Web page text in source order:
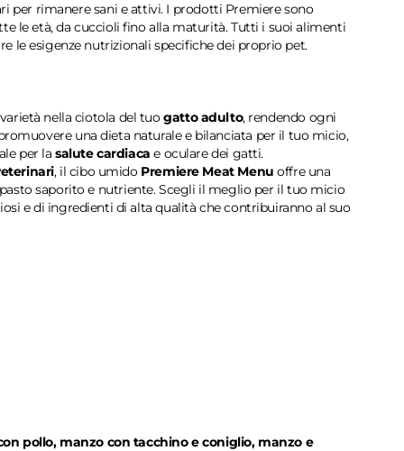
per rimanere sani e attivi. I prodotti Premiere sono
le età, da cuccioli fino alla maturità. Tutti i suoi alimenti
le esigenze nutrizionali specifiche dei proprio pet.
nella ciotola del tuogatto adulto, rendendo ogni
una dieta naturale e bilanciata per il tuo micio,
per la salute cardiaca e oculare dei gatti.
, il cibo umido Premiere Meat Menu offre una
saporito e nutriente. Scegli il meglio per il tuo micio
e di ingredienti di alta qualità che contribuiranno al suo
pollo, manzo con tacchino e coniglio, manzo e